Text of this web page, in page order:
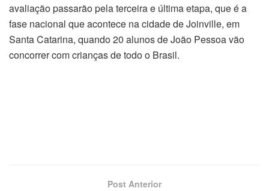
avaliação passarão pela terceira e última etapa, que é a
fase nacional que acontece na cidade de Joinville, em
Santa Catarina, quando 20 alunos de João Pessoa vão
concorrer com crianças de todo o Brasil.
Post Anterior